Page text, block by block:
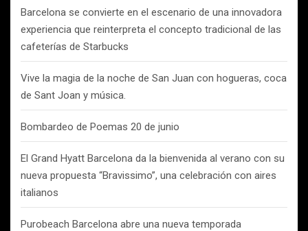
Barcelona se convierte en el escenario de una innovadora
experiencia que reinterpreta el concepto tradicional de las
cafeterías de Starbucks
Vive la magia de la noche de San Juan con hogueras, coca
de Sant Joan y música.
Bombardeo de Poemas 20 de junio
El Grand Hyatt Barcelona da la bienvenida al verano con su
nueva propuesta “Bravissimo”, una celebración con aires
italianos
Purobeach Barcelona abre una nueva temporada